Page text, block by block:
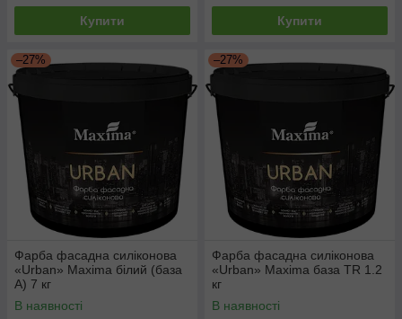
Купити Купити
–27%
Фарба фасадна силіконова
«Urban» Maxima білий (база
А) 7 кг
В наявності
–27%
Фарба фасадна силіконова
«Urban» Maxima база TR 1.2
кг
В наявності